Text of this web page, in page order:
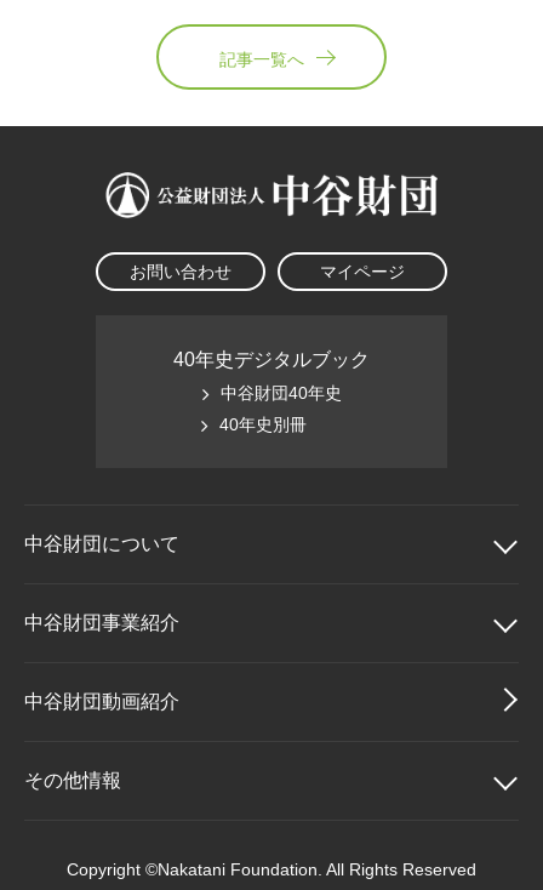
記事一覧へ
お問い合わせ マイページ
40年史デジタルブック
中谷財団40年史
40年史別冊
中谷財団について
中谷財団について
理事長挨拶
設立趣意書
中谷財団事業紹介
中谷財団事業紹介
中谷賞
中谷財団動画紹介
その他情報
Copyright ©Nakatani Foundation. All Rights Reserved